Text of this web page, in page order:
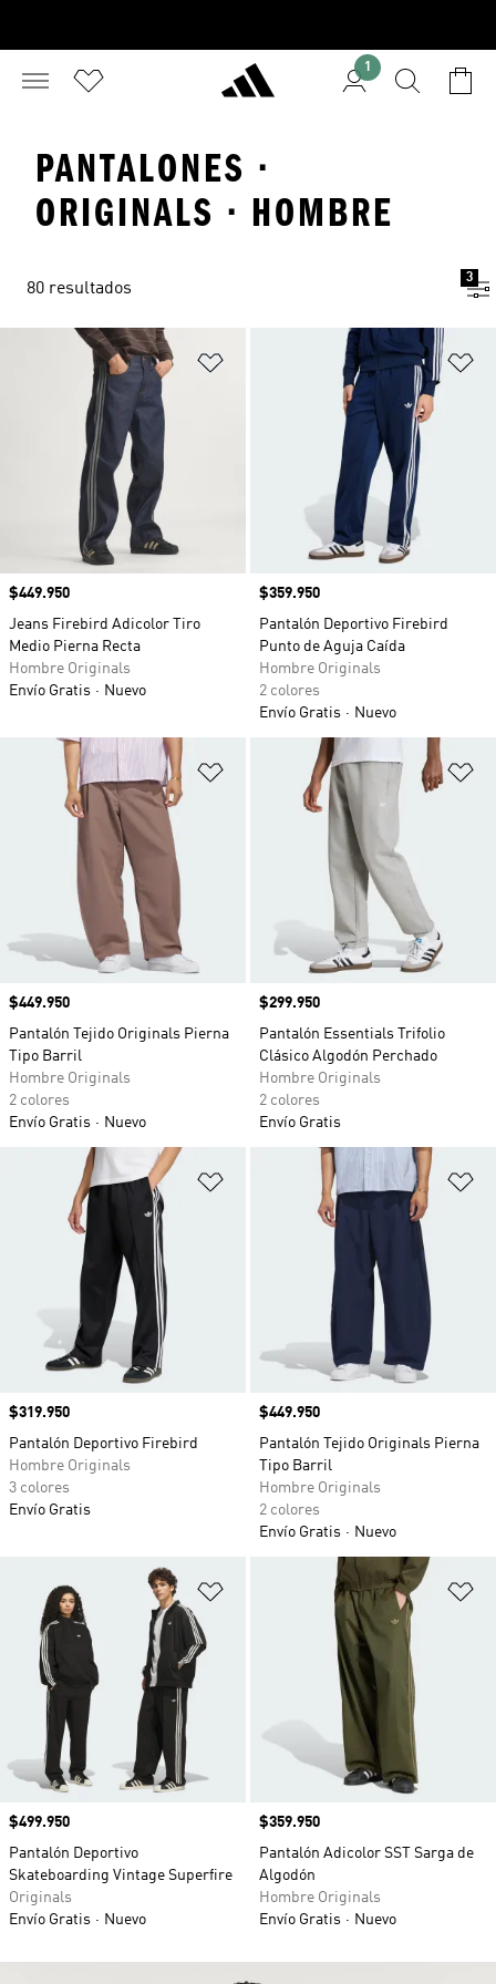
1
PANTALONES ·
ORIGINALS · HOMBRE
80 resultados
3
Añadir a la lista de deseos
Precio
$449.950
Jeans Firebird Adicolor Tiro
Medio Pierna Recta
Hombre Originals
Envío Gratis
Nuevo
Precio
$359.950
Pantalón Deportivo Firebird
Punto de Aguja Caída
Hombre Originals
2 colores
Envío Gratis
Nuevo
Añadir a la lista de deseos
Precio
$449.950
Pantalón Tejido Originals Pierna
Tipo Barril
Hombre Originals
2 colores
Envío Gratis
Nuevo
Precio
$299.950
Pantalón Essentials Trifolio
Clásico Algodón Perchado
Hombre Originals
2 colores
Envío Gratis
Añadir a la lista de deseos
Precio
$319.950
Pantalón Deportivo Firebird
Hombre Originals
3 colores
Envío Gratis
Precio
$449.950
Pantalón Tejido Originals Pierna
Tipo Barril
Hombre Originals
2 colores
Envío Gratis
Nuevo
Añadir a la lista de deseos
Precio
$499.950
Pantalón Deportivo
Skateboarding Vintage Superfire
Originals
Envío Gratis
Nuevo
Precio
$359.950
Pantalón Adicolor SST Sarga de
Algodón
Hombre Originals
Envío Gratis
Nuevo